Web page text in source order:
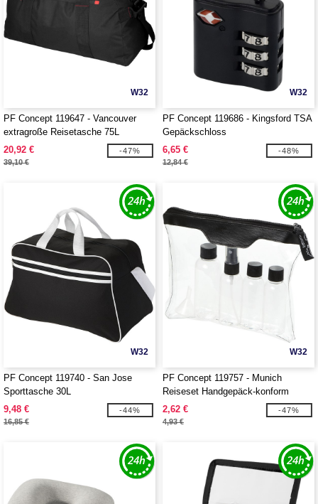
W32
PF Concept 119647 - Vancouver
extragroße Reisetasche 75L
20,92 €
39,10 €
-47%
W32
PF Concept 119686 - Kingsford TSA
Gepäckschloss
6,65 €
12,84 €
-48%
W32
PF Concept 119740 - San Jose
Sporttasche 30L
9,48 €
16,85 €
-44%
W32
PF Concept 119757 - Munich
Reiseset Handgepäck-konform
2,62 €
4,93 €
-47%